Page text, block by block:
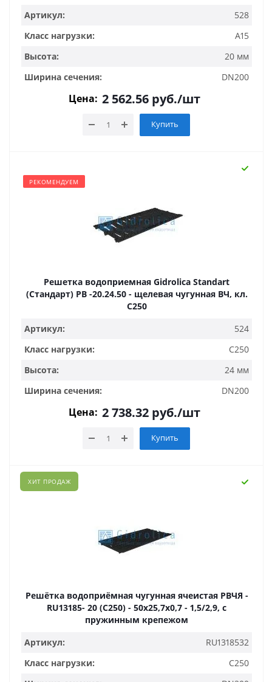
Артикул:
528
Класс нагрузки:
A15
Высота:
20 мм
Ширина сечения:
DN200
Цена: 2 562.56 руб./шт
Купить
РЕКОМЕНДУЕМ
Решетка водоприемная Gidrolica Standart
(Стандарт) РВ -20.24.50 - щелевая чугунная ВЧ, кл.
С250
Артикул:
524
Класс нагрузки:
C250
Высота:
24 мм
Ширина сечения:
DN200
Цена: 2 738.32 руб./шт
Купить
ХИТ ПРОДАЖ
Решётка водоприёмная чугунная ячеистая РВЧЯ -
RU13185- 20 (C250) - 50х25,7х0,7 - 1,5/2,9, с
пружинным крепежом
Артикул:
RU1318532
Класс нагрузки:
C250